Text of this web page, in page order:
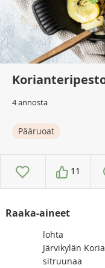
4 annosta
Pääruoat
11
Raaka-aineet
lohta
Järvikylän
sitruunaa